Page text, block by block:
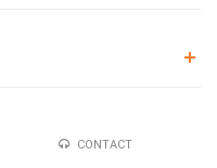
CONTACT